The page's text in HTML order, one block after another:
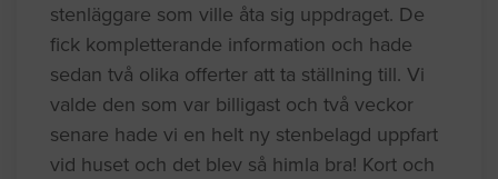
stenläggare som ville åta sig uppdraget. De
fick kompletterande information och hade
sedan två olika offerter att ta ställning till. Vi
valde den som var billigast och två veckor
senare hade vi en helt ny stenbelagd uppfart
vid huset och det blev så himla bra! Kort och